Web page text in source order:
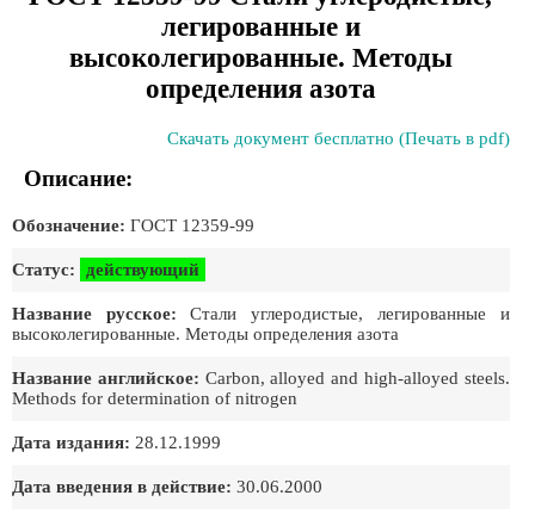
легированные и
высоколегированные. Методы
определения азота
Скачать документ бесплатно (Печать в pdf)
Описание:
Обозначение: ГОСТ 12359-99
Статус: действующий
Название русское: Стали углеродистые, легированные и
высоколегированные. Методы определения азота
Название английское: Carbon, alloyed and high-alloyed steels.
Methods for determination of nitrogen
Дата издания: 28.12.1999
Дата введения в действие: 30.06.2000